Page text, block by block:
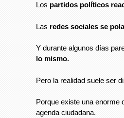
Los partidos políticos
Las redes sociales se
Y durante algunos días
lo mismo.
Pero la realidad suele ser
Porque existe una enorme
agenda ciudadana.